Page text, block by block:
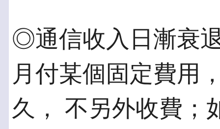
◎通信收入日漸衰
月付某個固定費用
久， 不另外收費；